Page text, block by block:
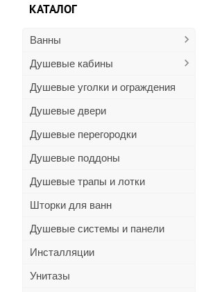
КАТАЛОГ
Ванны
Душевые кабины
Душевые уголки и ограждения
Душевые двери
Душевые перегородки
Душевые поддоны
Душевые трапы и лотки
Шторки для ванн
Душевые системы и панели
Инсталляции
Унитазы